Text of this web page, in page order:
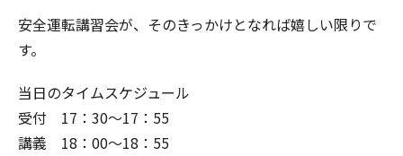
安全運転講習会が、そのきっかけとなれば嬉しい限りで
す。
当日のタイムスケジュール
受付 17：30～17：55
講義 18：00～18：55